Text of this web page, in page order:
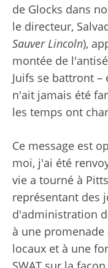
de Glocks dans
le directeur,
Sauver Lincoln),
montée de
Juifs se battront
n'ait jamais été
les temps ont
Ce message est
moi, j'ai été
vie a tourné à
représentant des
d'administration
à une
locaux et à une